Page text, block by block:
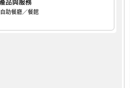
自助餐廳／餐館